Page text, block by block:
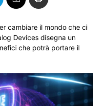
cambiare il mondo che ci
Devices disegna un
che potrà portare il